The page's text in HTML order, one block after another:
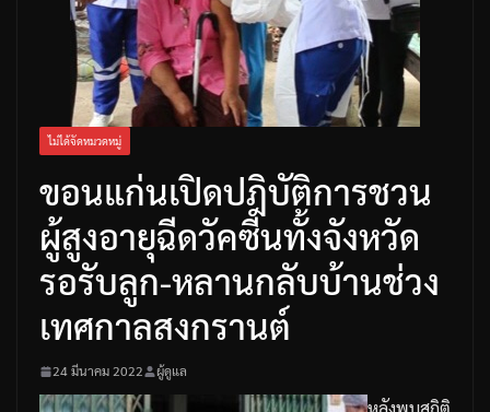
ไม่ได้จัดหมวดหมู่
ขอนแก่นเปิดปฎิบัติการชวน
ผู้สูงอายุฉีดวัคซีนทั้งจังหวัด
รอรับลูก-หลานกลับบ้านช่วง
เทศกาลสงกรานต์
24 มีนาคม 2022 ผู้ดูแล